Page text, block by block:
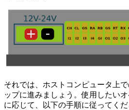
それでは、ホストコンピュータ上
ップに進みましょう。使用したい
に応じて、以下の手順に従ってくだ